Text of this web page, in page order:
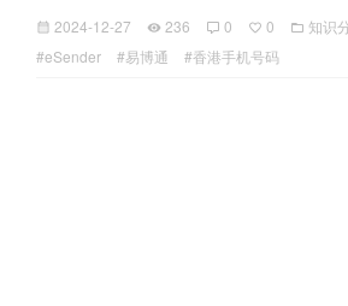
2024-12-27 236 0 0 知识
#eSender
#易博通 #香港手机号码